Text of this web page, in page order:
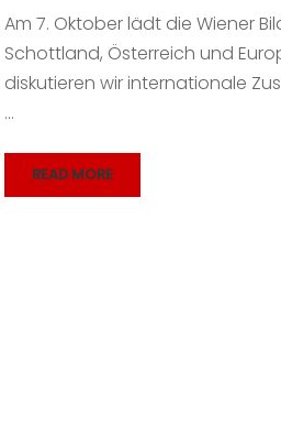
Am 7. Oktober lädt die Wiener
Schottland, Österreich und
diskutieren wir internationale
…
READ MORE